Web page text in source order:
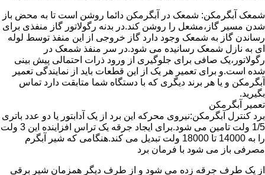
شمعک آبگرمکن: شمعک در آبگرمکن دائما روشن است تا به محض باز
شدن مسیر گاز،مشعل را روشن کند.در بدنه رگولاتور گاز منفذی برای
رساندن گاز به شمعک وجود دارد گاز خروجی از این منفذ توسط لوله
ای به نازل شمعک رسانیده می شود.در سر منفذ شمعک در
رگولاتور،یک صافی برای جلوگیری از ورود ذرات احتمالی پیش بینی
شده است.و برای تعمیر هر یک از این قطعات باید از نمایندگی تعمیر
آبگرمکن و یا هر برند دیگری که با دستگاه شما متابقت دارد تماس
بگیرید.
تعمیر آبگرمکن
برد کنترل آبگرمکن:نیروی محرکه این برد از یک آدابتور یا دو عدد باتری
1/5 ولت تامین می شود.برای ایجاد جرقه یک تراس افزاینده این 3 ولت
را به 14000 تا 18000 ولت تبدیل می کند.هنگامی که شیر آبگرم
مصرفی باز می شود با فرمان برد
از یک طرف جرقه زده می شود و از طرف دیگر همزمان شیر برقی